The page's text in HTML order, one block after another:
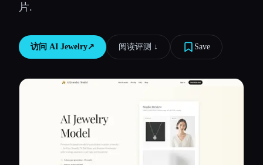
🎓
片.
访问 AI Jewelry↗︎ 阅读评测 ↓︎ Save